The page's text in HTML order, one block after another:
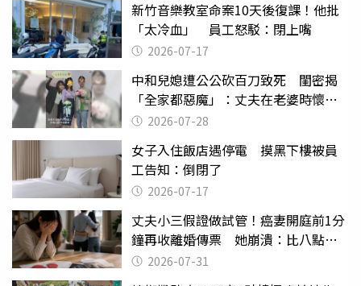
新竹音樂教室命案10天後復課！他批
「太冷血」 員工怒駁：閉上嘴
2026-07-17
中和兒媳遭公公砍百刀致死 閨密揭
「全家都惡魔」：丈夫在老婆時懷孕
摔東西
2026-07-28
女子入住飯店遇停電 摸黑下樓被員
工告知：倒閉了
2026-07-17
丈夫小三假證做試管！癌妻開庭前1分
鐘再收離婚傳票 她崩潰：比八點檔
還扯2026-07-31